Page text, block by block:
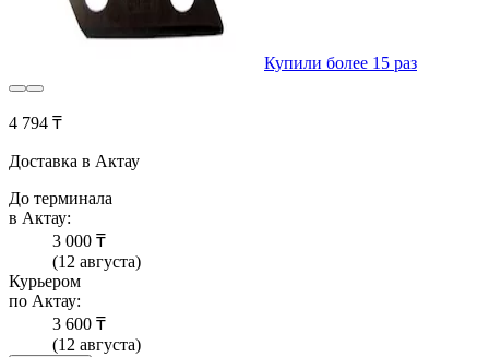
Купили более 15 раз
4 794 ₸
Доставка в Актау
До терминала
в Актау:
3 000 ₸
(12 августа)
Курьером
по Актау:
3 600 ₸
(12 августа)